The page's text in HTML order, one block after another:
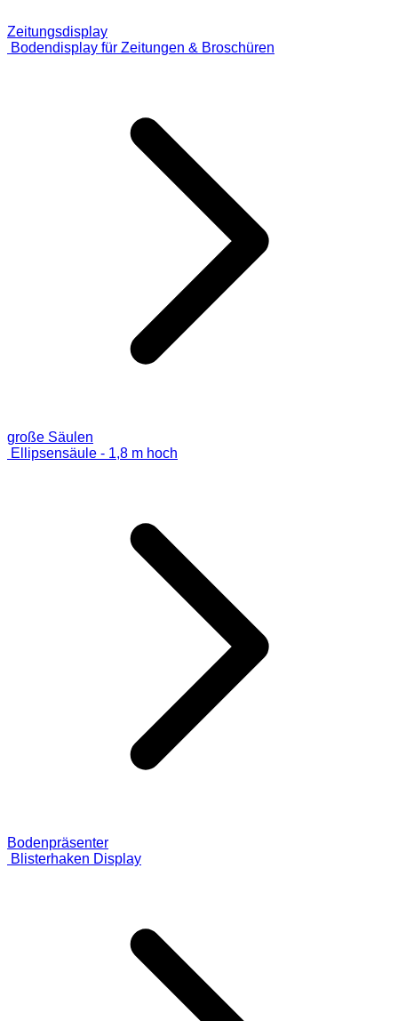
Zeitungsdisplay
Bodendisplay für Zeitungen & Broschüren
große Säulen
Ellipsensäule - 1,8 m hoch
Bodenpräsenter
Blisterhaken Display